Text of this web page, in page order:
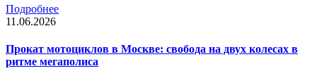
Подробнее
11.06.2026
Прокат мотоциклов в Москве: свобода на двух колесах в
ритме мегаполиса